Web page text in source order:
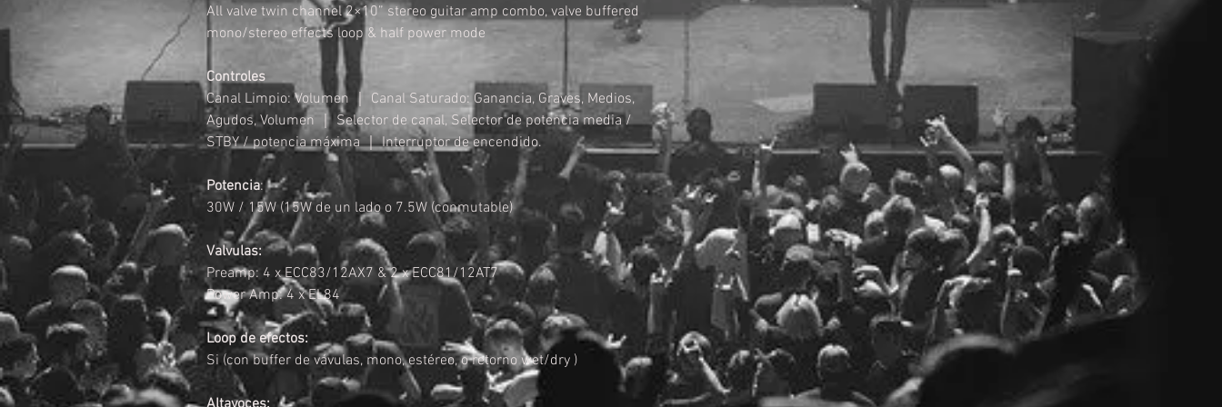
All valve twin channel 2×10” stereo guitar amp combo, valve buffered
mono/stereo effects loop & half power mode
Controles
Canal Limpio: Volumen ｜ Canal Saturado: Ganancia, Graves, Medios,
Agudos, Volumen ｜ Selector de canal, Selector de potencia media /
STBY / potencia máxima ｜ Interruptor de encendido.
Potencia:
30W / 15W (15W de un lado o 7.5W (conmutable)
Valvulas:
Preamp: 4 x ECC83/12AX7 & 2 x ECC81/12AT7
Power Amp: 4 x EL84
Loop de efectos:
Si (con buffer de vávulas, mono, estéreo, o retorno wet/dry )